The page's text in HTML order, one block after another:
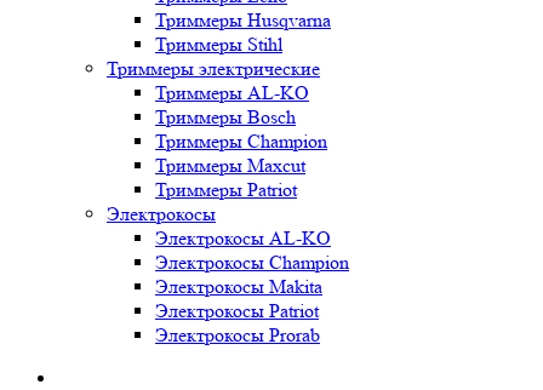
Триммеры Husqvarna
Триммеры Stihl
Триммеры электрические
Триммеры AL-KO
Триммеры Bosch
Триммеры Champion
Триммеры Maxcut
Триммеры Patriot
Электрокосы
Электрокосы AL-KO
Электрокосы Champion
Электрокосы Makita
Электрокосы Patriot
Электрокосы Prorab